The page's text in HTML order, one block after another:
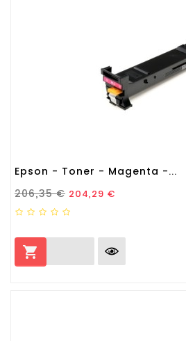
Epson - Toner - Magenta -...
Prezzo Standard
206,35 € Prezzo
204,29 €
